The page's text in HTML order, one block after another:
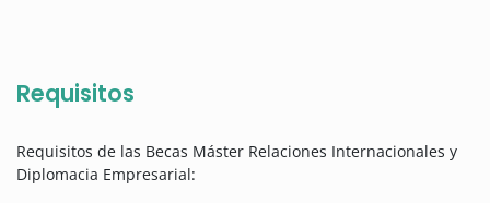
Requisitos
Requisitos de las Becas Máster Relaciones Internacionales y
Diplomacia Empresarial: